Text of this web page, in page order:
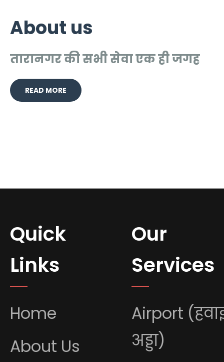
About us
तारानगर की सभी सेवा एक ही जगह
READ MORE
Quick
Links
Home
About Us
Our
Services
Airport
अड्डा)